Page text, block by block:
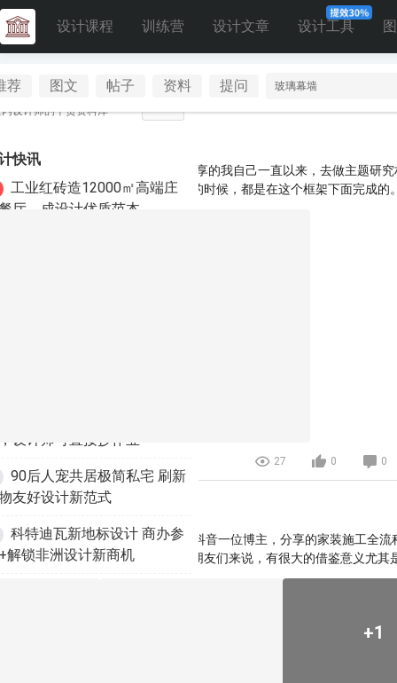
设计课程 训练营 设计文章 设计工具
场
设计师的干货资料库
快讯
工业红砖造12000㎡高端庄
厅，成设计优质范本
设计师可直接抄作业
90后人宠共居极简私宅 刷新
友好设计新范式
科特迪瓦新地标设计 商办参
解锁非洲设计新商机
荐 图文 帖子 资料 提问
研究框架，在内训营8.0里面，我分享的我自己一直以来，去做主题研
思维工具。我之前写《实战指南》的时候，都是在这个框架下面完成的
类知识库工具，真的可以很轻松地让每一个人都能拥有完整且系统的
27 0 0
#家装小伙伴在内训营群里分享的抖音一位博主，分享的家装施工全流
了一下，这个时候对于家装设计的朋友们来说，有很大的借鉴意义尤其
场的朋友，可以很快的掌握并了解一个家装项目，是怎么一步步从零开
的eagle里面，同时用ima、onenote、obsidian等笔记工具，做好笔记
+1